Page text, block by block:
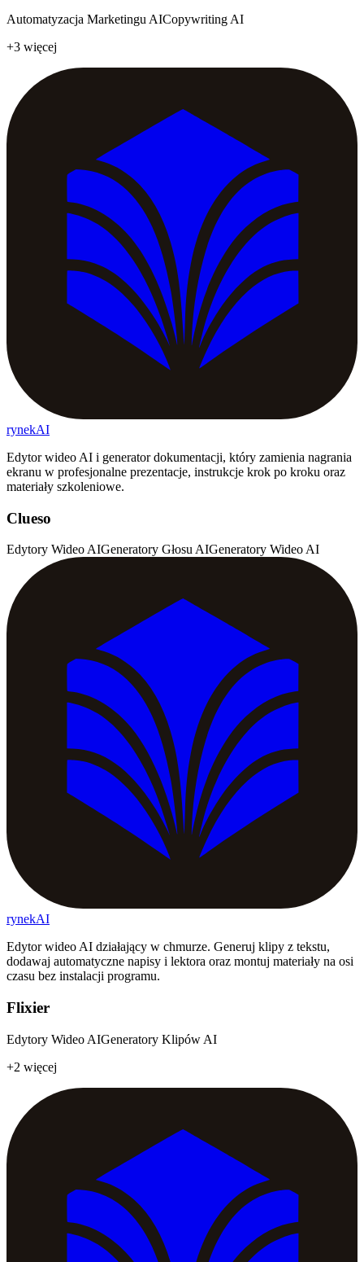
Automatyzacja Marketingu AICopywriting AI
+3 więcej
rynekAI
Edytor wideo AI i generator dokumentacji, który zamienia nagrania
ekranu w profesjonalne prezentacje, instrukcje krok po kroku oraz
materiały szkoleniowe.
Clueso
Edytory Wideo AIGeneratory Głosu AIGeneratory Wideo AI
rynekAI
Edytor wideo AI działający w chmurze. Generuj klipy z tekstu,
dodawaj automatyczne napisy i lektora oraz montuj materiały na osi
czasu bez instalacji programu.
Flixier
Edytory Wideo AIGeneratory Klipów AI
+2 więcej